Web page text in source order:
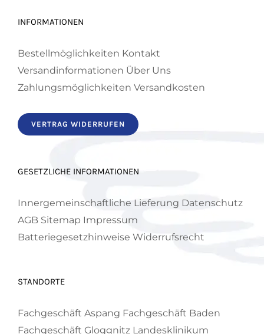
INFORMATIONEN
Bestellmöglichkeiten Kontakt
Versandinformationen Über Uns
Zahlungsmöglichkeiten Versandkosten
VERTRAG WIDERRUFEN
GESETZLICHE INFORMATIONEN
Innergemeinschaftliche Lieferung Datenschutz
AGB Sitemap Impressum
Batteriegesetzhinweise Widerrufsrecht
STANDORTE
Fachgeschäft Aspang Fachgeschäft Baden
Fachgeschäft Gloggnitz Landesklinikum